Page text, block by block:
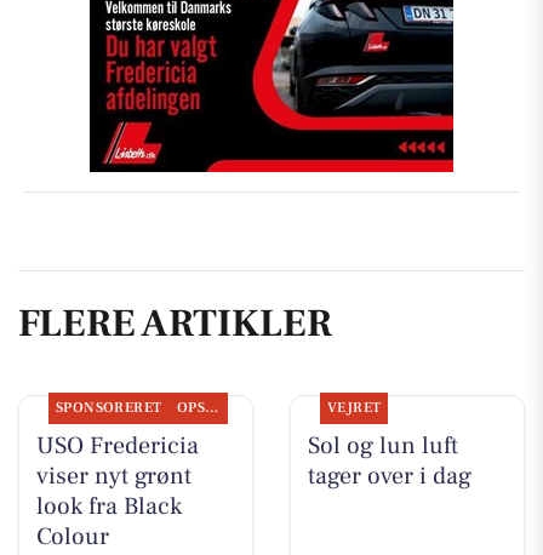
FLERE ARTIKLER
SPONSORERET OPSLAGSTAVLEN
USO Fredericia
viser nyt grønt
look fra Black
Colour
VEJRET
Sol og lun luft
tager over i dag